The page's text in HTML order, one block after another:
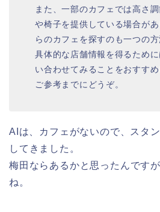
また、一部のカフェでは高さ
や椅子を提供している場合が
らのカフェを探すのも一つの方
具体的な店舗情報を得るため
い合わせてみることをおすすめ
ご参考までにどうぞ。
AIは、カフェがないので、スタ
してきました。
梅田ならあるかと思ったんです
ね。